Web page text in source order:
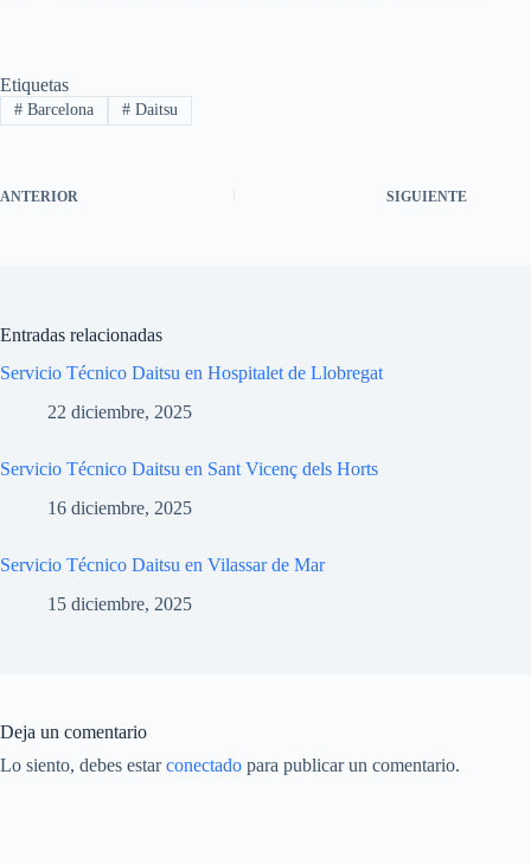
Etiquetas
#Barcelona #Daitsu
ANTERIOR SIGUIENTE
Entradas relacionadas
Servicio Técnico Daitsu en Hospitalet de Llobregat
22 diciembre, 2025
Servicio Técnico Daitsu en Sant Vicenç dels Horts
16 diciembre, 2025
Servicio Técnico Daitsu en Vilassar de Mar
15 diciembre, 2025
Deja un comentario
Lo siento, debes estarconectado para publicar un comentario.